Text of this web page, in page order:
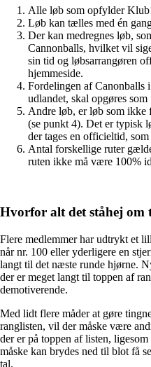
Alle løb som opfylder
Løb kan tælles med én
Der kan medregnes løb,
Cannonballs, hvilket vil
sin tid og løbsarrangøren
hjemmeside.
Fordelingen af Canonballs
udlandet, skal opgøres
Andre løb, er løb som ikke
(se punkt 4). Det er typisk
der tages en officieltid,
Antal forskellige ruter
ruten ikke må være 100%
Hvorfor alt det ståhej om
Flere medlemmer har udtrykt et
når nr. 100 eller yderligere en
langt til det næste runde hjørne.
der er meget langt til toppen af
demotiverende.
Med lidt flere måder at gøre
ranglisten, vil der måske være
der er på toppen af listen,
måske kan brydes ned til blot få
tal.